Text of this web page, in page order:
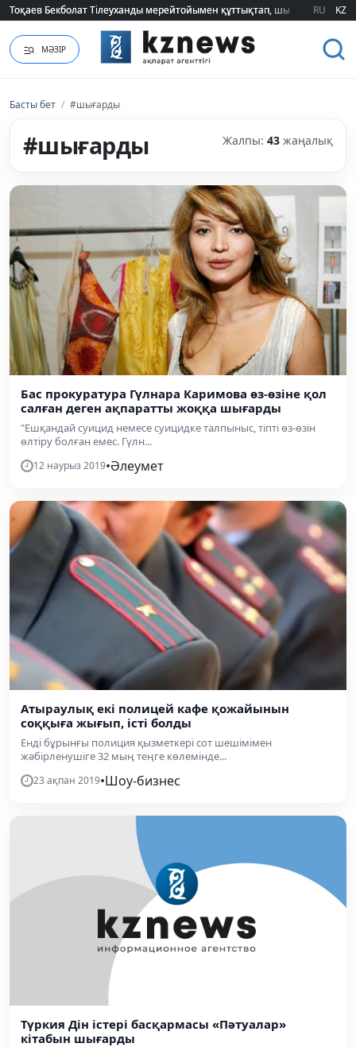
Тоқаев Бекболат Тілеуханды мерейтойымен құттықтап, шығармашылық
Тоқаев Бекболат Тілеуханды мерейтойымен құттықтап, шығармашылық
RU KZ
МӘЗІР
Басты бет / #шығарды
#шығарды Жалпы: 43 жаңалық
Бас прокуратура Гүлнара Каримова өз-өзіне қол
салған деген ақпаратты жоққа шығарды
"Ешқандай суицид немесе суицидке талпыныс, тіпті өз-өзін
өлтіру болған емес. Гүлн...
12 наурыз 2019•Әлеумет
Атыраулық екі полицей кафе қожайынын
соққыға жығып, істі болды
Енді бұрынғы полиция қызметкері сот шешімімен
жәбірленушіге 32 мың теңге көлемінде...
23 ақпан 2019•Шоу-бизнес
Түркия Дін істері басқармасы «Пәтуалар»
кітабын шығарды